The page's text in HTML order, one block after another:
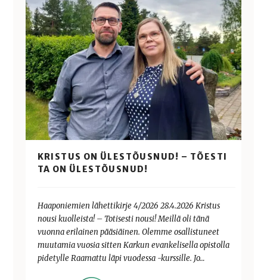
KRISTUS ON ÜLESTÕUSNUD! – TÕESTI
TA ON ÜLESTÕUSNUD!
Haaponiemien lähettikirje 4/2026 28.4.2026 Kristus
nousi kuolleista! – Totisesti nousi! Meillä oli tänä
vuonna erilainen pääsiäinen. Olemme osallistuneet
muutamia vuosia sitten Karkun evankelisella opistolla
pidetylle Raamattu läpi vuodessa -kurssille. Jo…